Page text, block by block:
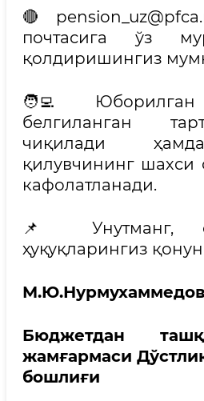
🔴
почтасига ўз
қолдиришингиз
🧑‍💻 Юборилган
белгиланган
чиқилади
қилувчининг
кафолатланади.
📌 Унутманг,
ҳуқуқларингиз
Бюджетдан
жамғармаси
бошлиғи